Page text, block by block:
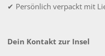
✔ Persönlich verpackt mit
Dein Kontakt zur Insel